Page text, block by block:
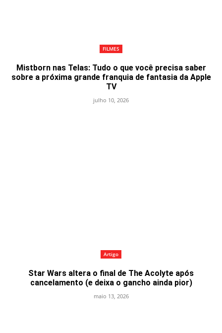
FILMES
Mistborn nas Telas: Tudo o que você precisa saber
sobre a próxima grande franquia de fantasia da Apple
TV
julho 10, 2026
Artigo
Star Wars altera o final de The Acolyte após
cancelamento (e deixa o gancho ainda pior)
maio 13, 2026